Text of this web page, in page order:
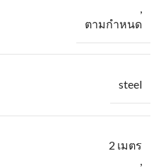
,
ตามกำหนด
steel
2 เมตร
,